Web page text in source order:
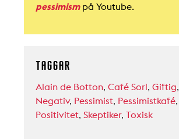
pessimismpå Youtube.
TAGGAR
Alain de Botton, Café Sorl, Giftig,
Negativ, Pessimist, Pessimistkafé,
Positivitet, Skeptiker, Toxisk